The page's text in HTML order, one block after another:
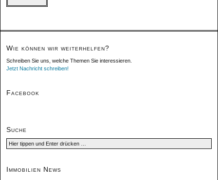
Wie können wir weiterhelfen?
Schreiben Sie uns, welche Themen Sie interessieren.
Jetzt Nachricht schreiben!
Facebook
Suche
Immobilien News